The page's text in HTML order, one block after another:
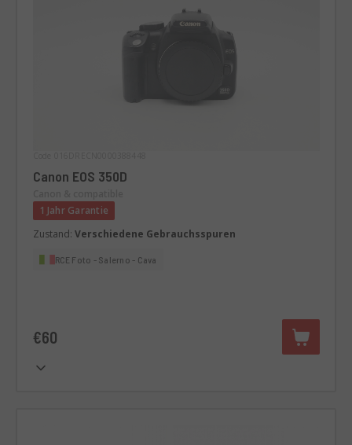
Canon EOS 350D
1 Jahr Garantie
Zustand: Verschiedene Gebrauchsspuren
RCE Foto - Salerno - Cava
€60